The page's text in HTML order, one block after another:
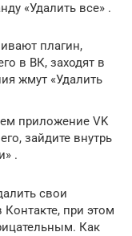
«Удалить все» .
плагин,
в ВК, заходят в
жмут «Удалить
приложение VK
зайдите внутрь
.
свои
при этом
Как